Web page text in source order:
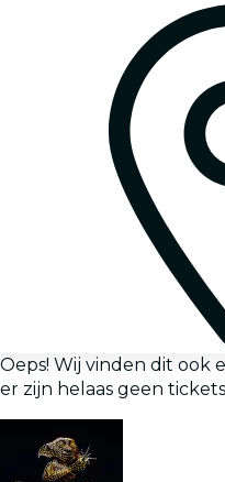
Oeps! Wij vinden dit ook
er zijn helaas geen